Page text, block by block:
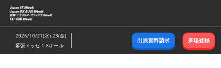
ス
キ
ッ
し
2026/10/21(水)-23(金)
幕張メッセ 1-8ホール
出展資料請求 来場登録